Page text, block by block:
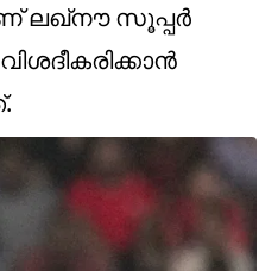
ലഖ്‌നൗ സൂപ്പര്‍